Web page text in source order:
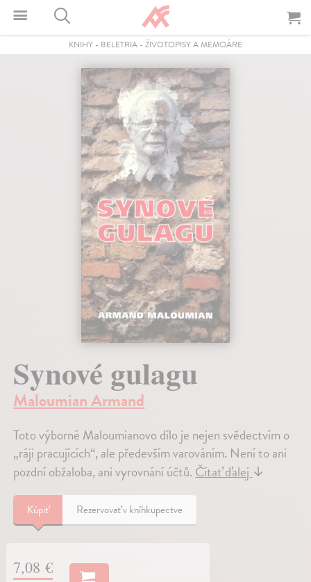
KNIHY - BELETRIA - ŽIVOTOPISY A MEMOÁRE
Synové gulagu
Maloumian Armand
Toto výborné Maloumianovo dílo je nejen svědectvím o
„ráji pracujících“, ale především varováním. Není to ani
pozdní obžaloba, ani vyrovnání účtů.Čítať ďalej↓
Kúpiť Rezervovať v kníhkupectve
7,08 €